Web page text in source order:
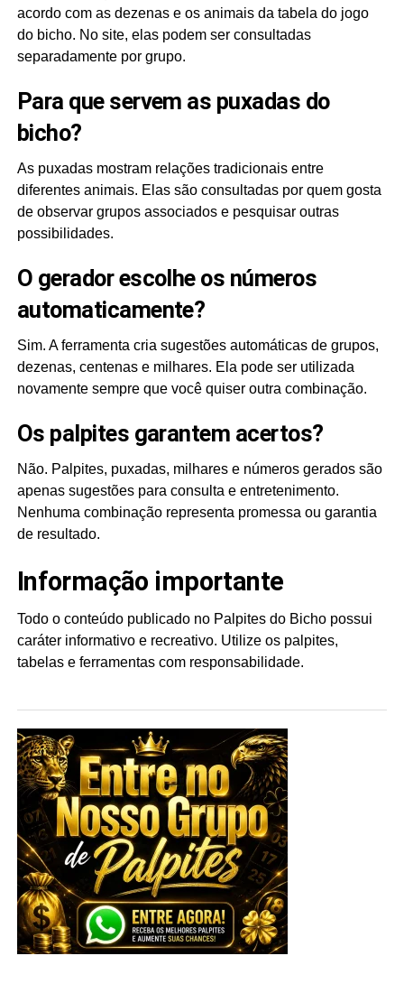
acordo com as dezenas e os animais da tabela do jogo
do bicho. No site, elas podem ser consultadas
separadamente por grupo.
Para que servem as puxadas do
bicho?
As puxadas mostram relações tradicionais entre
diferentes animais. Elas são consultadas por quem gosta
de observar grupos associados e pesquisar outras
possibilidades.
O gerador escolhe os números
automaticamente?
Sim. A ferramenta cria sugestões automáticas de grupos,
dezenas, centenas e milhares. Ela pode ser utilizada
novamente sempre que você quiser outra combinação.
Os palpites garantem acertos?
Não. Palpites, puxadas, milhares e números gerados são
apenas sugestões para consulta e entretenimento.
Nenhuma combinação representa promessa ou garantia
de resultado.
Informação importante
Todo o conteúdo publicado no Palpites do Bicho possui
caráter informativo e recreativo. Utilize os palpites,
tabelas e ferramentas com responsabilidade.